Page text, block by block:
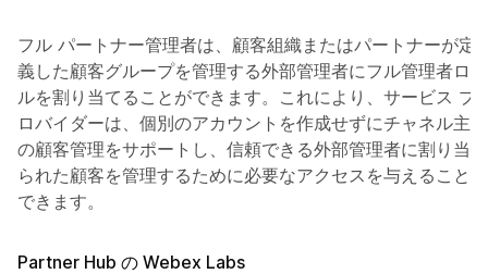
フル パートナー管理者は、顧客組織またはパートナーが定
義した顧客グループを管理する外部管理者にフル管理者ロー
ルを割り当てることができます。これにより、サービス プ
ロバイダーは、個別のアカウントを作成せずにチャネル主導
の顧客管理をサポートし、信頼できる外部管理者に割り当て
られた顧客を管理するために必要なアクセスを与えることが
できます。
Partner Hub の Webex Labs